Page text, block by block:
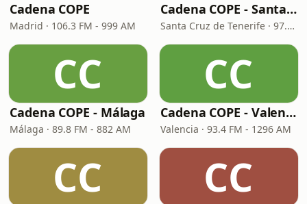
Cadena COPE
Madrid · 106.3 FM - 999 AM
Cadena COPE - Santa Cruz de Tenerife
Santa Cruz de Tenerife · 97.1 FM - 882 AM
CC
Cadena COPE - Málaga
Málaga · 89.8 FM - 882 AM
CC
Cadena COPE - Valencia
Valencia · 93.4 FM - 1296 AM
CC CC